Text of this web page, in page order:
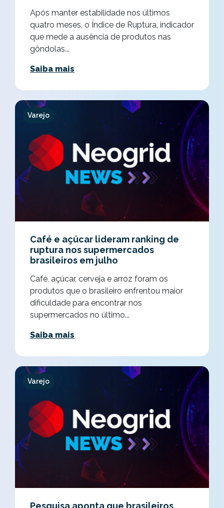
Após manter estabilidade nos últimos
quatro meses, o Índice de Ruptura, indicador
que mede a ausência de produtos nas
gôndolas...
Saiba mais
Varejo
Café e açúcar lideram ranking de
ruptura nos supermercados
brasileiros em julho
Café, açúcar, cerveja e arroz foram os
produtos que o brasileiro enfrentou maior
dificuldade para encontrar nos
supermercados no último...
Saiba mais
Varejo
Pesquisa aponta que brasileiros